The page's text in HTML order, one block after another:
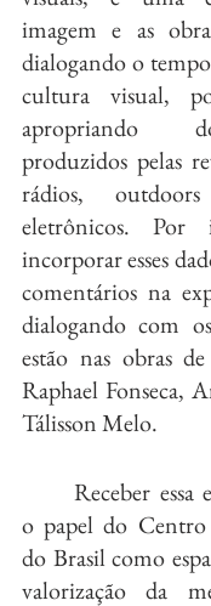
imagem e as
dialogando o
cultura visual,
apropriando
produzidos pelas
rádios,
eletrônicos. Por
incorporar esses
comentários na
dialogando com
estão nas obras
Raphael Fonseca,
Tálisson Melo.
	Receber essa exposição reforça
o papel do
do Brasil como
valorização da